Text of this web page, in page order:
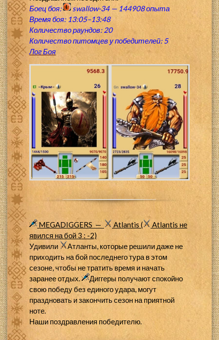
Боец боя:
swallow-34 —144908 опыта
Время боя: 13:05–13:48
Количество раундов: 20
Количество питомцев у победителей: 5
Лог Боя
MEGADIGGERS — Atlantis (
Atlantis не
явился на бой 3 : -2)
Удивили
Атланты, которые решили даже не
приходить на бой последнего тура в этом
сезоне, чтобы не тратить время и начать
заранее отдых.
Диггеры получают спокойно
свою победу без единого удара, могут
праздновать и закончить сезон на приятной
ноте.
Наши поздравления победителю.